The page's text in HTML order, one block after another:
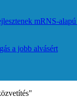
mRNS-
a jobb alvásért